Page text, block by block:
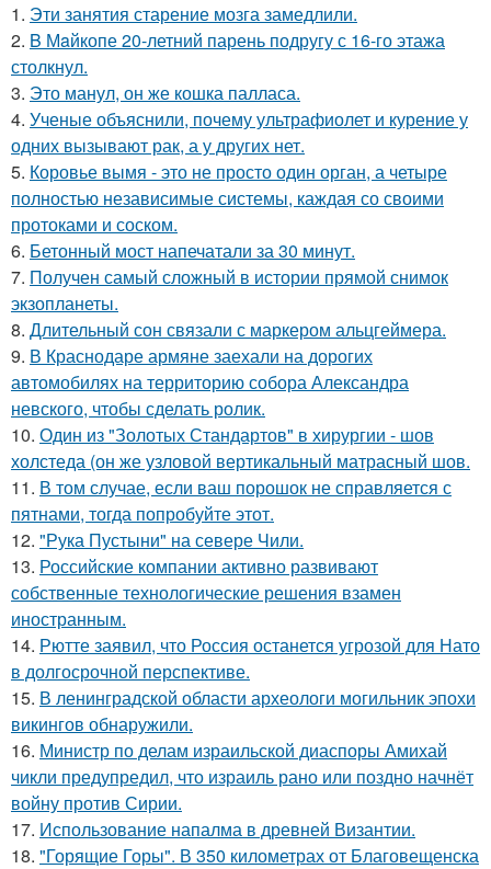
1. Эти занятия старение мозга замедлили.
2. B Мaйкопе 20-летний парень подругу с 16-го этажа
столкнул.
3. Это манул, он же кошка палласа.
4. Ученые объяснили, почему ультрафиолет и курение у
одних вызывают рак, а у других нет.
5. Коровье вымя - это не просто один орган, а четыре
полностью независимые системы, каждая со своими
протоками и соском.
6. Бетонный мост напечатали за 30 минут.
7. Получен самый сложный в истории прямой снимок
экзопланеты.
8. Длительный сон связали с маркером альцгеймера.
9. В Краснодаре армяне заехали на дорогих
автомобилях на территорию собора Александра
невского, чтобы сделать ролик.
10. Один из "Золотых Стандартов" в хирургии - шов
холстеда (он же узловой вертикальный матрасный шов.
11. В том случае, если ваш порошок не справляется с
пятнами, тогда попробуйте этот.
12. "Рука Пустыни" на севере Чили.
13. Российские компании активно развивают
собственные технологические решения взамен
иностранным.
14. Рютте заявил, что Россия останется угрозой для Нато
в долгосрочной перспективе.
15. В ленинградской области археологи могильник эпохи
викингов обнаружили.
16. Министр по делам израильской диаспоры Амихай
чикли предупредил, что израиль рано или поздно начнёт
войну против Сирии.
17. Использование напалма в древней Византии.
18. "Горящие Горы". В 350 километрах от Благовещенска